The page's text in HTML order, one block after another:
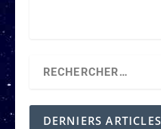
DERNIERS ARTICLES